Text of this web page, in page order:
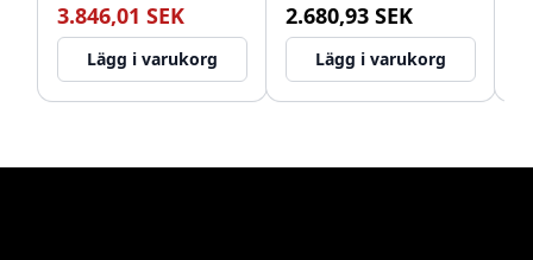
3.846,01 SEK
Lägg i varukorg
2.680,93 SEK
Lägg i varukorg